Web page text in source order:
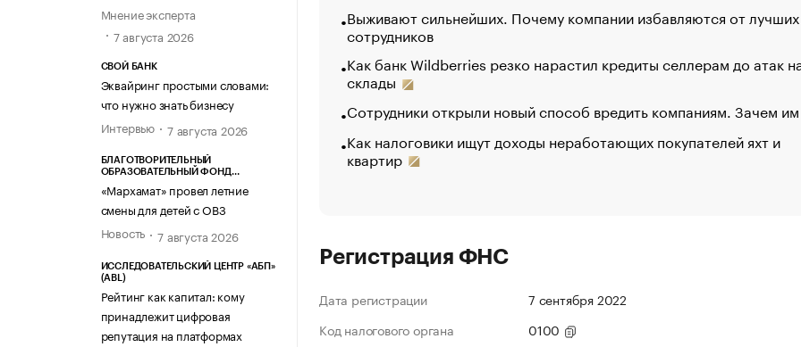
Мнение эксперта
7 августа 2026
СВОЙ БАНК
Эквайринг простыми словами:
что нужно знать бизнесу
Интервью
7 августа 2026
БЛАГОТВОРИТЕЛЬНЫЙ
ОБРАЗОВАТЕЛЬНЫЙ ФОНД
«Мархамат» провел летние
смены для детей с ОВЗ
Новость
7 августа 2026
ИССЛЕДОВАТЕЛЬСКИЙ ЦЕНТР «АБП»
(ABL)
Рейтинг как капитал: кому
принадлежит цифровая
репутация на платформах
Выживают сильнейших. Почему компании избавляются от лучших
сотрудников
Как банк Wildberries резко нарастил кредиты селлерам до атак
склады
Сотрудники открыли новый способ вредить компаниям. Зачем
Как налоговики ищут доходы неработающих покупателей яхт и
квартир
Регистрация ФНС
Дата регистрации
7 сентября 2022
Код налогового органа
0100